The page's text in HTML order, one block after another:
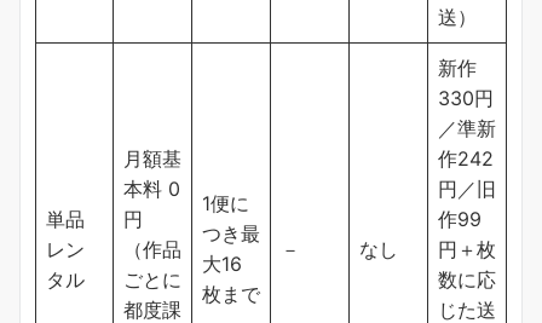
送）
単品
レン
タル
月額基
本料 0
円
（作品
ごとに
都度課
1便に
つき最
大16
枚まで
－ なし
新作
330円
／準新
作242
円／旧
作99
円＋枚
数に応
じた送